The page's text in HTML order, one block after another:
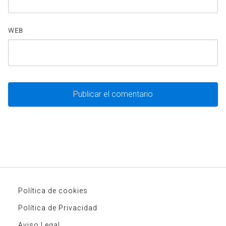
WEB
Política de cookies
Política de Privacidad